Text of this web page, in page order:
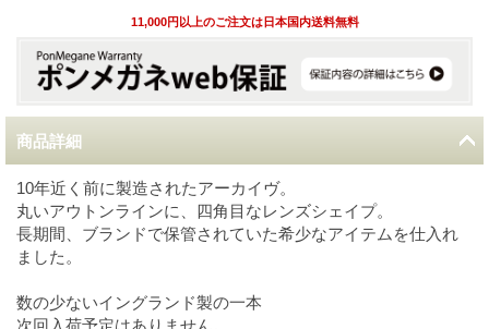
11,000円以上のご注文は日本国内送料無料
商品詳細
10年近く前に製造されたアーカイヴ。
丸いアウトンラインに、四角目なレンズシェイプ。
長期間、ブランドで保管されていた希少なアイテムを仕入れ
ました。
数の少ないイングランド製の一本
次回入荷予定はありません。